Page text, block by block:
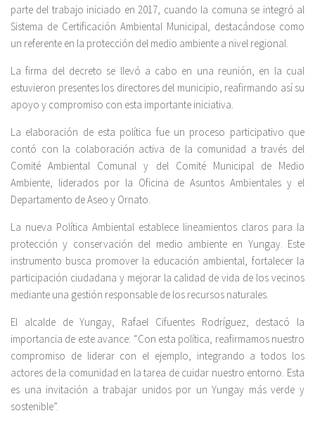
parte del trabajo iniciado en 2017, cuando la comuna se integró al
Sistema de Certificación Ambiental Municipal, destacándose como
un referente en la protección del medio ambiente a nivel regional.
La firma del decreto se llevó a cabo en una reunión, en la cual
estuvieron presentes los directores del municipio, reafirmando así su
apoyo y compromiso con esta importante iniciativa.
La elaboración de esta política fue un proceso participativo que
contó con la colaboración activa de la comunidad a través del
Comité Ambiental Comunal y del Comité Municipal de Medio
Ambiente, liderados por la Oficina de Asuntos Ambientales y el
Departamento de Aseo y Ornato.
La nueva Política Ambiental establece lineamientos claros para la
protección y conservación del medio ambiente en Yungay. Este
instrumento busca promover la educación ambiental, fortalecer la
participación ciudadana y mejorar la calidad de vida de los vecinos
mediante una gestión responsable de los recursos naturales.
El alcalde de Yungay, Rafael Cifuentes Rodríguez, destacó la
importancia de este avance: “Con esta política, reafirmamos nuestro
compromiso de liderar con el ejemplo, integrando a todos los
actores de la comunidad en la tarea de cuidar nuestro entorno. Esta
es una invitación a trabajar unidos por un Yungay más verde y
sostenible”.